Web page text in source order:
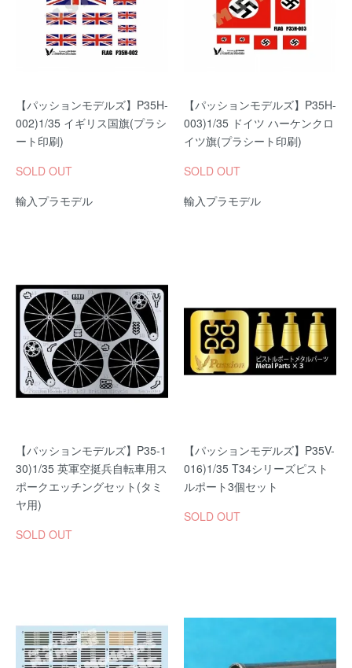
【パッションモデルズ】P35H-
002)1/35 イギリス国旗(プラシ
ート印刷)
SOLD OUT
輸入プラモデル
【パッションモデルズ】P35H-
003)1/35 ドイツ ハーケンクロ
イツ旗(プラシート印刷)
SOLD OUT
輸入プラモデル
【パッションモデルズ】P35-1
30)1/35 英軍空挺兵自転車用ス
ポークエッチングセット(タミ
ヤ用)
SOLD OUT
【パッションモデルズ】P35V-
016)1/35 T34シリーズピスト
ルポート3個セット
SOLD OUT